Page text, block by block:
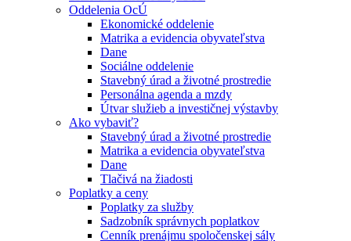
Oddelenia OcÚ
Ekonomické oddelenie
Matrika a evidencia obyvateľstva
Dane
Sociálne oddelenie
Stavebný úrad a životné prostredie
Personálna agenda a mzdy
Útvar služieb a investičnej výstavby
Ako vybaviť?
Stavebný úrad a životné prostredie
Matrika a evidencia obyvateľstva
Dane
Tlačivá na žiadosti
Poplatky a ceny
Poplatky za služby
Sadzobník správnych poplatkov
Cenník prenájmu spoločenskej sály